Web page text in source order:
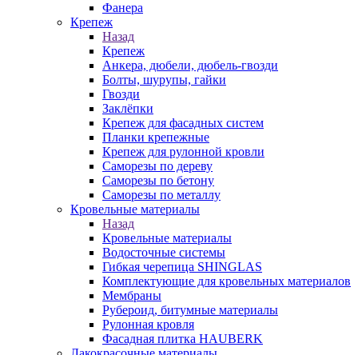
Фанера
Крепеж
Назад
Крепеж
Анкера, дюбели, дюбель-гвозди
Болты, шурупы, гайки
Гвозди
Заклёпки
Крепеж для фасадных систем
Планки крепежные
Крепеж для рулонной кровли
Саморезы по дереву
Саморезы по бетону
Саморезы по металлу
Кровельные материалы
Назад
Кровельные материалы
Водосточные системы
Гибкая черепица SHINGLAS
Комплектующие для кровельных материалов
Мембраны
Рубероид, битумные материалы
Рулонная кровля
Фасадная плитка HAUBERK